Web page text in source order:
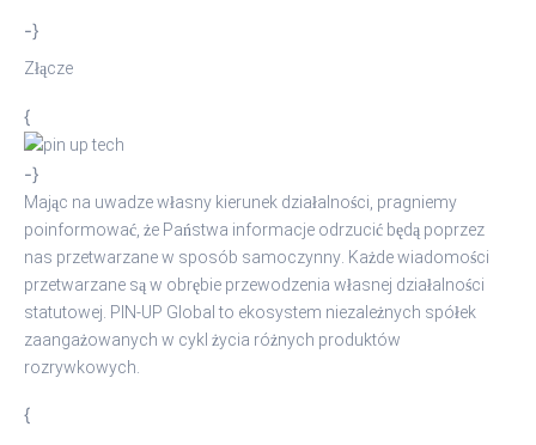
-}
Złącze
{
-}
Mając na uwadze własny kierunek działalności, pragniemy
poinformować, że Państwa informacje odrzucić będą poprzez
nas przetwarzane w sposób samoczynny. Każde wiadomości
przetwarzane są w obrębie przewodzenia własnej działalności
statutowej. PIN-UP Global to ekosystem niezależnych spółek
zaangażowanych w cykl życia różnych produktów
rozrywkowych.
{